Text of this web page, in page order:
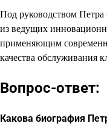
Под руководством
из ведущих
применяющим
качества обслуживания
Вопрос-ответ:
Какова биография